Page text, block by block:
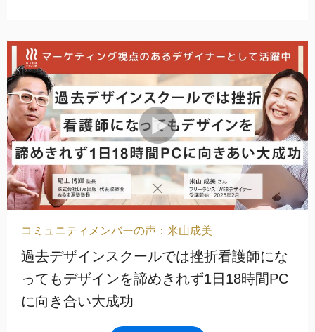
コミュニティメンバーの声：米山成美
過去デザインスクールでは挫折看護師にな
ってもデザインを諦めきれず1日18時間PC
に向き合い大成功